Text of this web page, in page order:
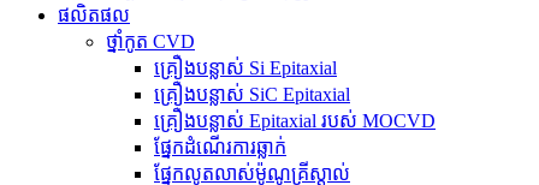
ផលិតផល
ថ្នាំកូត CVD
គ្រឿងបន្លាស់ Si Epitaxial
គ្រឿងបន្លាស់ SiC Epitaxial
គ្រឿងបន្លាស់ Epitaxial របស់ MOCVD
ផ្នែកដំណើរការឆ្លាក់
ផ្នែកលូតលាស់ម៉ូណូគ្រីស្តាល់